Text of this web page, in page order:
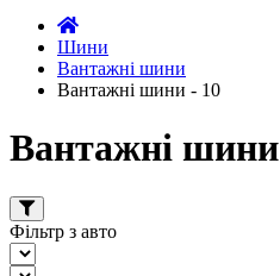
Шини
Вантажні шини
Вантажні шини - 10
Вантажні шини
Фільтр з авто